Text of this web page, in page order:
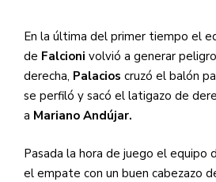
En la última del primer tiempo el
de Falcioni volvió a generar
derecha, Palacios cruzó el balón
se perfiló y sacó el latigazo de
a Mariano Andújar.
Pasada la hora de juego el equipo
el empate con un buen cabezazo